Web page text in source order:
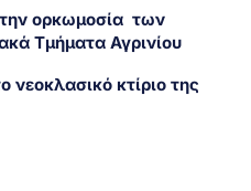
ορκωμοσία των
Τμήματα Αγρινίου
νεοκλασικό κτίριο της